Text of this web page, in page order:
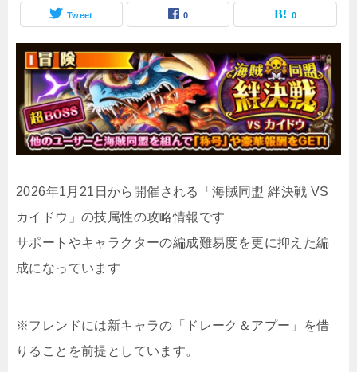
Tweet 0 0
2026年1月21日から開催される「海賊同盟 絆決戦 VS
カイドウ」の技属性の攻略情報です
サポートやキャラクターの編成難易度を更に抑えた編
成になっています
※フレンドには新キャラの「ドレーク＆アプー」を借
りることを前提としています。